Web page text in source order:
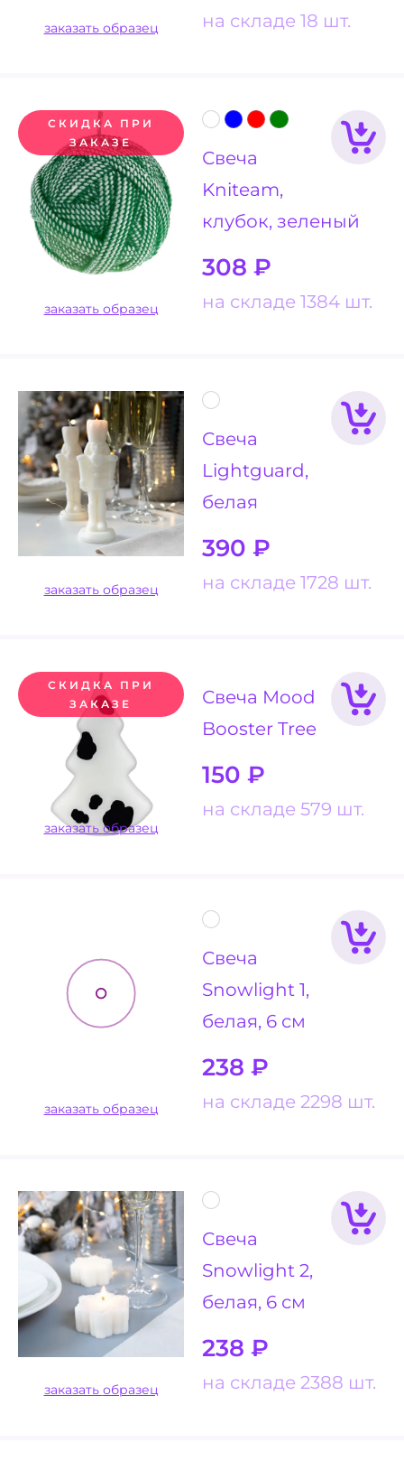
на складе 18 шт.
заказать образец
СКИДКА ПРИ
ЗАКАЗЕ
Свеча
Kniteam,
клубок, зеленый
308 ₽
на складе 1384 шт.
заказать образец
Свеча
Lightguard,
белая
390 ₽
на складе 1728 шт.
заказать образец
СКИДКА ПРИ
ЗАКАЗЕ
Свеча Mood
Booster Tree
150 ₽
на складе 579 шт.
заказать образец
Свеча
Snowlight 1,
белая, 6 см
238 ₽
на складе 2298 шт.
заказать образец
Свеча
Snowlight 2,
белая, 6 см
238 ₽
на складе 2388 шт.
заказать образец